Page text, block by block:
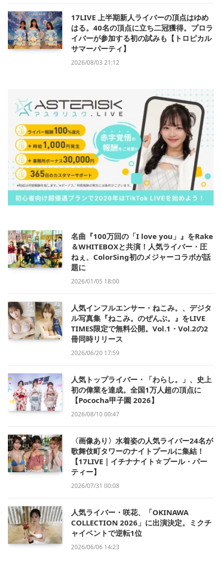
17LIVE 上半期新人ライバーの頂点はゆめ
はる。40名の頂点に立ち二冠獲得。プロラ
イバーが参加する初の試みも【トロピカル
サマーパーティ】
2026/08/03 21:12
名曲『100万回の「I love you」』をRake
＆WHITEBOXと共演！人気ライバー・圧
ねぇ、ColorSing初のメジャーコラボが話
題に
2026/01/05 18:00
人気インフルエンサー・ねこみ。、デジタ
ル写真集『ねこみ。のぜんぶ。』をLIVE
TIMES限定で無料公開。Vol.1・Vol.2の2
冊同時リリース
2026/06/20 17:59
人気トップライバー・「わらし。」、史上
初の偉業を達成。全国1万人超の頂点に
【Pococha甲子園 2026】
2026/08/10 00:47
〈画像あり〉水着姿の人気ライバー24名が
歌舞伎町タワーのナイトプールに集結！
【17LIVE｜イチナナイト☆プール・パー
ティー】
2026/07/31 00:08
人気ライバー・咲花、「OKINAWA
COLLECTION 2026」に出演決定。ミクチ
ャイベントで逆転1位
2026/06/06 14:23